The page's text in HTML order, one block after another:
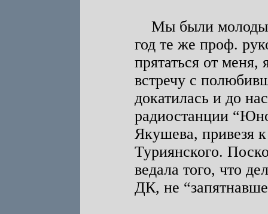
Мы были молоды и
год те же проф.
прятаться от меня,
встречу с
докатилась и до
радиостанции
Якушева, привезя
Туриянского.
ведала того, что
ДК, не